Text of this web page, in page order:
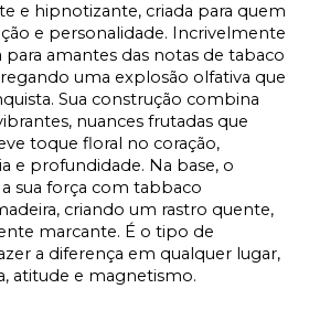
e hipnotizante, criada para quem
e personalidade. Incrivelmente
para amantes das notas de tabaco
uma explosão olfativa que
Sua construção combina
nuances frutadas que
toque floral no coração,
e profundidade. Na base, o
sua força com tabbaco
criando um rastro quente,
marcante. É o tipo de
a diferença em qualquer lugar,
atitude e magnetismo.